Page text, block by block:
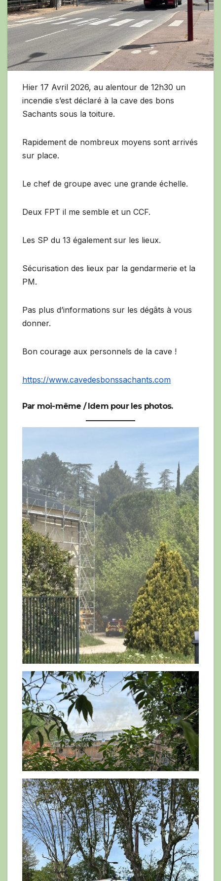
Hier 17 Avril 2026, au alentour de 12h30 un
incendie s’est déclaré à la cave des bons
Sachants sous la toiture.
Rapidement de nombreux moyens sont arrivés
sur place.
Le chef de groupe avec une grande échelle.
Deux FPT il me semble et un CCF.
Les SP du 13 également sur les lieux.
Sécurisation des lieux par la gendarmerie et la
PM.
Pas plus d’informations sur les dégâts à vous
donner.
Bon courage aux personnels de la cave !
https://www.cavedesbonssachants.com
Par moi-même / Idem pour les photos.